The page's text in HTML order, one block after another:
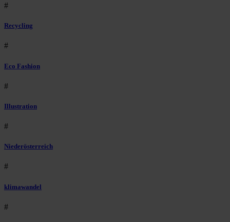
#
Recycling
#
Eco Fashion
#
Illustration
#
Niederösterreich
#
klimawandel
#